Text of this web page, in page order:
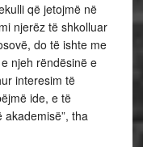
që jetojmë në
njerëz të shkolluar
do të ishte me
njeh rëndësinë e
interesim të
ide, e të
tha